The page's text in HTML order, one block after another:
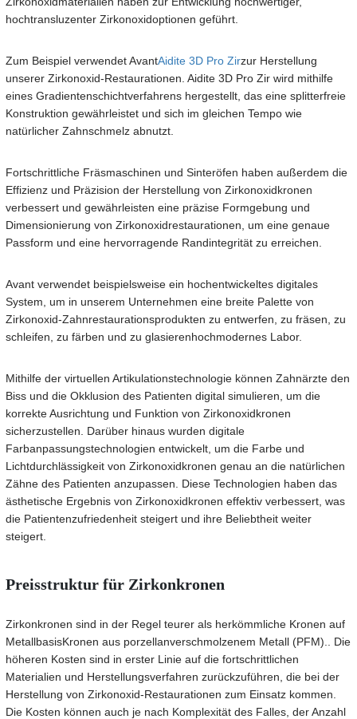
hochtransluzenter Zirkonoxidoptionen geführt.
Zum Beispiel verwendet AvantAidite 3D Pro Zirzur Herstellung
unserer Zirkonoxid-Restaurationen. Aidite 3D Pro Zir wird mithilfe
eines Gradientenschichtverfahrens hergestellt, das eine splitterfreie
Konstruktion gewährleistet und sich im gleichen Tempo wie
natürlicher Zahnschmelz abnutzt.
Fortschrittliche Fräsmaschinen und Sinteröfen haben außerdem die
Effizienz und Präzision der Herstellung von Zirkonoxidkronen
verbessert und gewährleisten eine präzise Formgebung und
Dimensionierung von Zirkonoxidrestaurationen, um eine genaue
Passform und eine hervorragende Randintegrität zu erreichen.
Avant verwendet beispielsweise ein hochentwickeltes digitales
System, um in unserem Unternehmen eine breite Palette von
Zirkonoxid-Zahnrestaurationsprodukten zu entwerfen, zu fräsen, zu
schleifen, zu färben und zu glasierenhochmodernes Labor.
Mithilfe der virtuellen Artikulationstechnologie können Zahnärzte den
Biss und die Okklusion des Patienten digital simulieren, um die
korrekte Ausrichtung und Funktion von Zirkonoxidkronen
sicherzustellen. Darüber hinaus wurden digitale
Farbanpassungstechnologien entwickelt, um die Farbe und
Lichtdurchlässigkeit von Zirkonoxidkronen genau an die natürlichen
Zähne des Patienten anzupassen. Diese Technologien haben das
ästhetische Ergebnis von Zirkonoxidkronen effektiv verbessert, was
die Patientenzufriedenheit steigert und ihre Beliebtheit weiter
steigert.
Preisstruktur für Zirkonkronen
Zirkonkronen sind in der Regel teurer als herkömmliche Kronen auf
MetallbasisKronen aus porzellanverschmolzenem Metall (PFM).
. Die
höheren Kosten sind in erster Linie auf die fortschrittlichen
Materialien und Herstellungsverfahren zurückzuführen, die bei der
Herstellung von Zirkonoxid-Restaurationen zum Einsatz kommen.
Die Kosten können auch je nach Komplexität des Falles, der Anzahl